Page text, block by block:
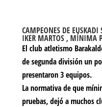
CAMPEONES DE
IKER MARTOS , MÍNIMA
El club atletismo
de segunda división un
presentaron 3 equipos.
La normativa de que
pruebas, dejó a muchos